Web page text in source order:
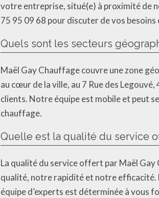
votre entreprise, situé(e) à proximité de
75 95 09 68 pour discuter de vos
Quels sont les secteurs
Maël Gay Chauffage couvre une zone
au cœur de la ville, au 7 Rue des
clients. Notre équipe est mobile et peut
chauffage.
Quelle est la qualité du service
La qualité du service offert par Maël
qualité, notre rapidité et notre efficacité.
équipe d’experts est déterminée à vous